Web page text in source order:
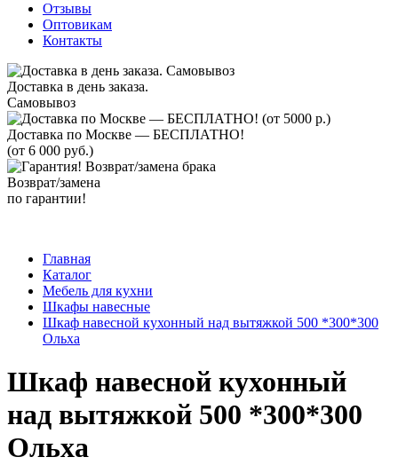
Отзывы
Оптовикам
Контакты
Доставка в день заказа.
Самовывоз
Доставка по Москве — БЕСПЛАТНО!
(от 6 000 руб.)
Возврат/замена
по гарантии!
Главная
Каталог
Мебель для кухни
Шкафы навесные
Шкаф навесной кухонный над вытяжкой 500 *300*300
Ольха
Шкаф навесной кухонный
над вытяжкой 500 *300*300
Ольха